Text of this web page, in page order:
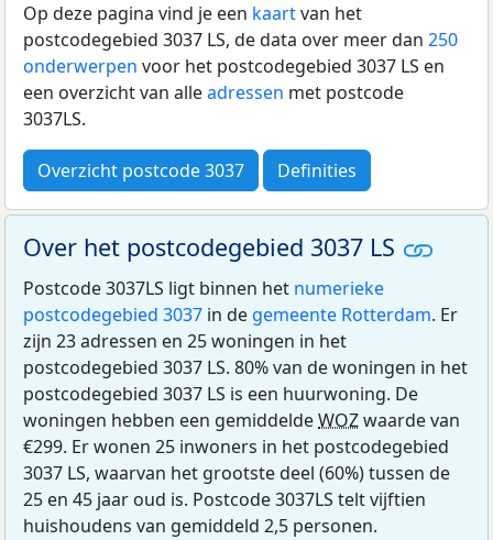
Op deze pagina vind je een kaartvan het
postcodegebied 3037 LS, de data over meer dan 250
onderwerpen voor het postcodegebied 3037 LS en
een overzicht van alleadressen met postcode
3037LS.
Overzicht postcode 3037 Definities
Over het postcodegebied 3037 LS
Postcode 3037LS ligt binnen het numerieke
postcodegebied 3037 in de gemeente Rotterdam. Er
zijn 23 adressen en 25 woningen in het
postcodegebied 3037 LS. 80% van de woningen in het
postcodegebied 3037 LS is een huurwoning. De
woningen hebben een gemiddeldeWOZwaarde van
€299. Er wonen 25 inwoners in het postcodegebied
3037 LS, waarvan het grootste deel (60%) tussen de
25 en 45 jaar oud is. Postcode 3037LS telt vijftien
huishoudens van gemiddeld 2,5 personen.